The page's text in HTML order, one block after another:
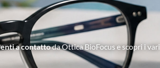
a contattoda Ottica BioFocus e scopri i vari